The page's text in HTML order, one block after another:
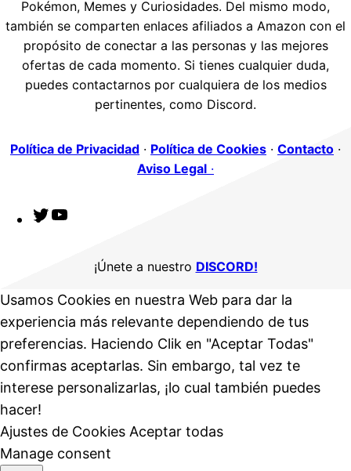
Pokémon, Memes y Curiosidades. Del mismo modo,
también se comparten enlaces afiliados a Amazon con el
propósito de conectar a las personas y las mejores
ofertas de cada momento. Si tienes cualquier duda,
puedes contactarnos por cualquiera de los medios
pertinentes, como Discord.
Política de Privacidad · Política de Cookies · Contacto ·
Aviso Legal ·
T
t
e
r
u
b
e
¡Únete a nuestro DISCORD!
Usamos Cookies en nuestra Web para dar la
experiencia más relevante dependiendo de tus
preferencias. Haciendo Clik en "Aceptar Todas"
confirmas aceptarlas. Sin embargo, tal vez te
interese personalizarlas, ¡lo cual también puedes
hacer!
Ajustes de Cookies Aceptar todas
Manage consent